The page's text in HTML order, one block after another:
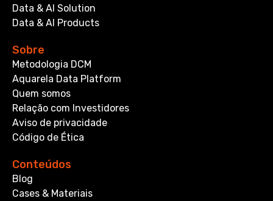
Data & AI Solution
Data & AI Products
Sobre
Metodologia DCM
Aquarela Data Platform
Quem somos
Relação com Investidores
Aviso de privacidade
Código de Ética
Conteúdos
Blog
Cases & Materiais